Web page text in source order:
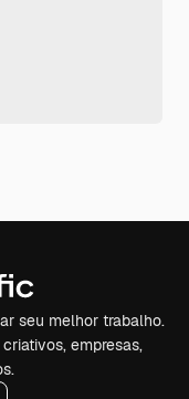
seu melhor trabalho.
empresas,